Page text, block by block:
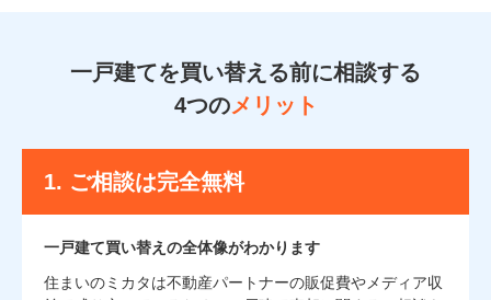
一戸建てを買い替える前に相談する
4つのメリット
1. ご相談は完全無料
一戸建て買い替えの全体像がわかります
住まいのミカタは不動産パートナーの販促費やメディア収